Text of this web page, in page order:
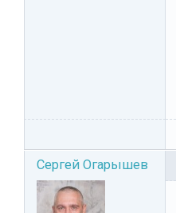
Сергей Огарышев